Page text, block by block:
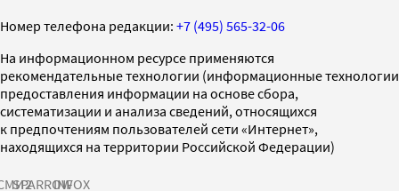
Номер телефона редакции: +7 (495) 565-32-06
На информационном ресурсе применяются
рекомендательные технологии (информационные технологии
предоставления информации на основе сбора,
систематизации и анализа сведений, относящихся
к предпочтениям пользователей сети «Интернет»,
находящихся на территории Российской Федерации)
SPARROWINFOX